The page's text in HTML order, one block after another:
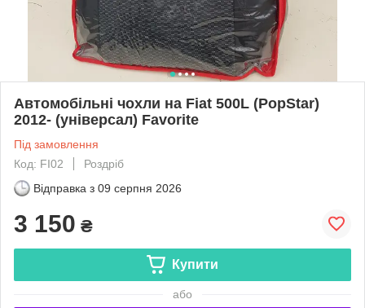
Автомобільні чохли на Fiat 500L (PopStar)
2012- (універсал) Favorite
Під замовлення
Код: FI02
Роздріб
Відправка з 09 серпня 2026
3 150 ₴
Купити
або